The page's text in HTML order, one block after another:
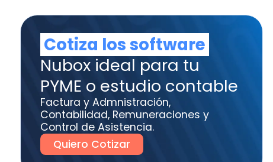
Quiero Cotizar